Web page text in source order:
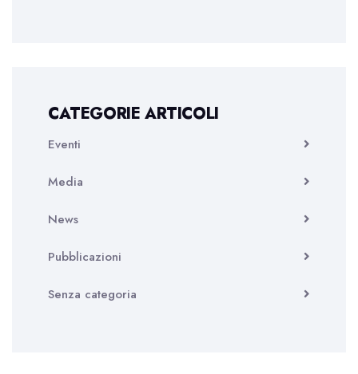
CATEGORIE ARTICOLI
Eventi
Media
News
Pubblicazioni
Senza categoria